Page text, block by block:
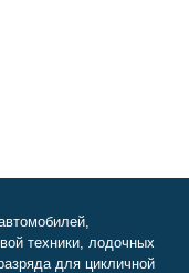
техники, лодочных
для цикличной